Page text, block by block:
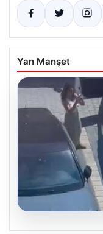
Yan Manşet
05.08.2026